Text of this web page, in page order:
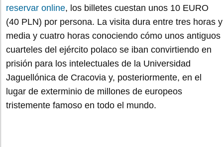
reservar online, los billetes cuestan unos 10 EURO
(40 PLN) por persona. La visita dura entre tres horas y
media y cuatro horas conociendo cómo unos antiguos
cuarteles del ejército polaco se iban convirtiendo en
prisión para los intelectuales de la Universidad
Jaguellónica de Cracovia y, posteriormente, en el
lugar de exterminio de millones de europeos
tristemente famoso en todo el mundo.